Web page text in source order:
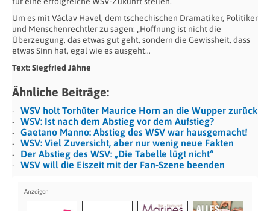
Um es mit Václav Havel, dem tschechischen Dramatiker, Politiker
und Menschenrechtler zu sagen: „Hoffnung ist nicht die
Überzeugung, das etwas gut geht, sondern die Gewissheit, dass
etwas Sinn hat, egal wie es ausgeht…
Text: Siegfried Jähne
Ähnliche Beiträge:
WSV holt Torhüter Maurice Horn an die Wupper zurück
WSV: Ist nach dem Abstieg vor dem Aufstieg?
Gaetano Manno: Abstieg des WSV war hausgemacht!
WSV: Viel Zuversicht, aber nur wenig neue Fakten
Der Abstieg des WSV: „Die Tabelle lügt nicht“
WSV will die Eiszeit mit der Fan-Szene beenden